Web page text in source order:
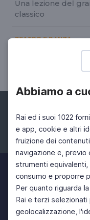
Abbiamo a
Rai ed i suoi 1022
e app, cookie e altri
fruizione dei
navigazione e,
strumenti equivalenti,
consumo e proporre
Per quanto riguarda
Rai e terzi
geolocalizzazione,
Una lezione del
classico
TEATRO E DANZA
Danza al
04 Gen 2021 > 31
Facebook